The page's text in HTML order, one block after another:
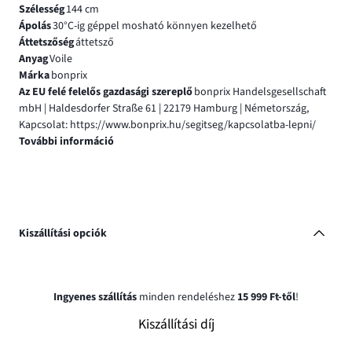
Szélesség144 cm
Ápolás30°C-ig géppel mosható könnyen kezelhető
Áttetszőségáttetsző
AnyagVoile
Márkabonprix
Az EU felé felelős gazdasági szereplőbonprix Handelsgesellschaft
mbH | Haldesdorfer Straße 61 | 22179 Hamburg | Németország,
Kapcsolat: https://www.bonprix.hu/segitseg/kapcsolatba-lepni/
További információ
Kiszállítási opciók
Ingyenes szállítás minden rendeléshez 15 999 Ft-től!
Kiszállítási díj